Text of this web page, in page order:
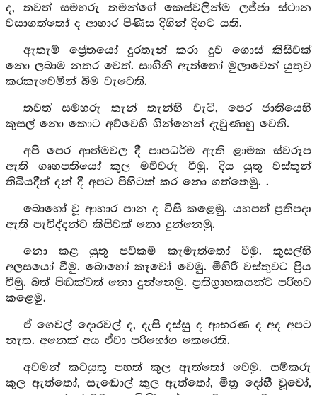
ද, තවත් සමහරු තමන්ගේ කෙස්වලින්ම ලජ්ජා ස්ථාන
වසාගත්තෝ ද ආහාර පිණිස දිගින් දිගට යති.
ඇතැම් ප්‍රේතයෝ දුරතැන් කරා දුව ගොස් කිසිවක්
නො ලබාම නතර වෙත්. සාගිනි ඇත්තෝ මුලාවෙන් යුතුව
කරකැවෙමින් බිම වැටෙති.
තවත් සමහරු තැන් තැන්හි වැටී, පෙර ජාතියෙහි
කුසල් නො කොට අව්වෙහි ගින්නෙන් දැවුණාහු වෙති.
අපි පෙර ආත්මවල දී පාපධර්ම ඇති ළාමක ස්වරූප
ඇති ගෘහපතියෝ කුල මව්වරු වීමු. දිය යුතු වස්තූන්
තිබියදීත් දන් දී අපට පිහිටක් කර නො ගත්තෙමු. .
බොහෝ වූ ආහාර පාන ද විසි කළෙමු. යහපත් ප්‍රතිපදා
ඇති පැවිද්දන්ට කිසිවක් නො දුන්නෙමු.
නො කළ යුතු පව්කම් කැමැත්තෝ වීමු. කුසල්හි
අලසයෝ වීමු. බොහෝ කෑවෝ වෙමු. මිහිරි වස්තුවට ප්‍රිය
වීමු. බත් පිඬක්වත් නො දුන්නෙමු. ප්‍රතිග්‍රාහකයන්ට පරිභව
කළෙමු.
ඒ ගෙවල් දොරවල් ද, දැසි දස්සු ද ආභරණ ද අද අපට
නැත. අනෙක් අය ඒවා පරිභෝග කෙරෙති.
අවමන් කටයුතු පහත් කුල ඇත්තෝ වෙමු. සම්කරු
කුල ඇත්තෝ, සැඬොල් කුල ඇත්තෝ, මිත්‍ර දෝහී වූවෝ,